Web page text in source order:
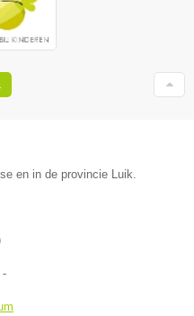
en in de provincie Luik.
-